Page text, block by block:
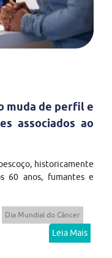
muda de perfil e
associados ao
historicamente
60 anos, fumantes e
Dia Mundial do Câncer
Leia Mais